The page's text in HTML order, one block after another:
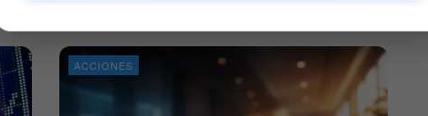
ACCIONES